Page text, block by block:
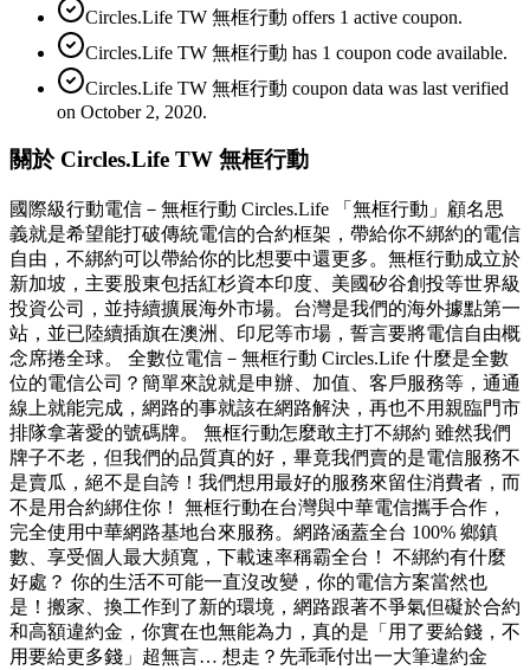
Circles.Life TW 無框行動 offers 1 active coupon.
Circles.Life TW 無框行動 has 1 coupon code available.
Circles.Life TW 無框行動 coupon data was last verified
on October 2, 2020.
關於 Circles.Life TW 無框行動
國際級行動電信－無框行動 Circles.Life 「無框行動」顧名思
義就是希望能打破傳統電信的合約框架，帶給你不綁約的電信
自由，不綁約可以帶給你的比想要中還更多。無框行動成立於
新加坡，主要股東包括紅杉資本印度、美國矽谷創投等世界級
投資公司，並持續擴展海外市場。台灣是我們的海外據點第一
站，並已陸續插旗在澳洲、印尼等市場，誓言要將電信自由概
念席捲全球。 全數位電信－無框行動 Circles.Life 什麼是全數
位的電信公司？簡單來說就是申辦、加值、客戶服務等，通通
線上就能完成，網路的事就該在網路解決，再也不用親臨門市
排隊拿著愛的號碼牌。 無框行動怎麼敢主打不綁約 雖然我們
牌子不老，但我們的品質真的好，畢竟我們賣的是電信服務不
是賣瓜，絕不是自誇！我們想用最好的服務來留住消費者，而
不是用合約綁住你！ 無框行動在台灣與中華電信攜手合作，
完全使用中華網路基地台來服務。網路涵蓋全台 100% 鄉鎮
數、享受個人最大頻寬，下載速率稱霸全台！ 不綁約有什麼
好處？ 你的生活不可能一直沒改變，你的電信方案當然也
是！搬家、換工作到了新的環境，網路跟著不爭氣但礙於合約
和高額違約金，你實在也無能為力，真的是「用了要給錢，不
用要給更多錢」超無言… 想走？先乖乖付出一大筆違約金